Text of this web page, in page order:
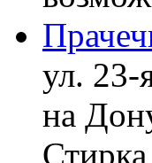
ул. 23-
на